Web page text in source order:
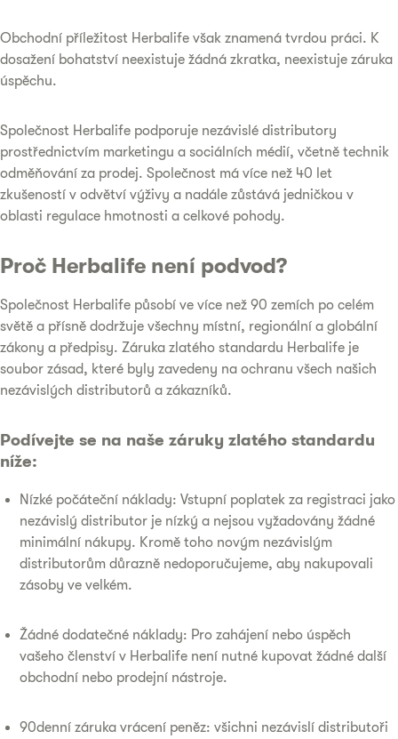
Obchodní příležitost Herbalife však znamená tvrdou práci. K
dosažení bohatství neexistuje žádná zkratka, neexistuje záruka
úspěchu.
Společnost Herbalife podporuje nezávislé distributory
prostřednictvím marketingu a sociálních médií, včetně technik
odměňování za prodej. Společnost má více než 40 let
zkušeností v odvětví výživy a nadále zůstává jedničkou v
oblasti regulace hmotnosti a celkové pohody.
Proč Herbalife není podvod?
Společnost Herbalife působí ve více než 90 zemích po celém
světě a přísně dodržuje všechny místní, regionální a globální
zákony a předpisy. Záruka zlatého standardu Herbalife je
soubor zásad, které byly zavedeny na ochranu všech našich
nezávislých distributorů a zákazníků.
Podívejte se na naše záruky zlatého standardu
níže:
Nízké počáteční náklady: Vstupní poplatek za registraci jako
nezávislý distributor je nízký a nejsou vyžadovány žádné
minimální nákupy. Kromě toho novým nezávislým
distributorům důrazně nedoporučujeme, aby nakupovali
zásoby ve velkém.
Žádné dodatečné náklady: Pro zahájení nebo úspěch
vašeho členství v Herbalife není nutné kupovat žádné další
obchodní nebo prodejní nástroje.
90denní záruka vrácení peněz: všichni nezávislí distributoři